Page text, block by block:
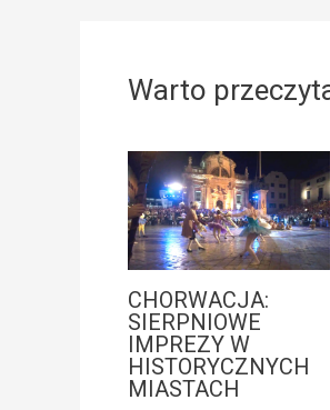
Warto
CHORWACJA:
SIERPNIOWE
IMPREZY W
HISTORYCZNYCH
MIASTACH